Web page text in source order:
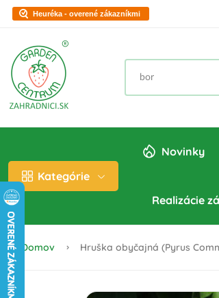
Heuréka - overené zákazníkmi
Kategórie
Novinky
Realizácie
Domov Hruška obyčajná (Pyrus